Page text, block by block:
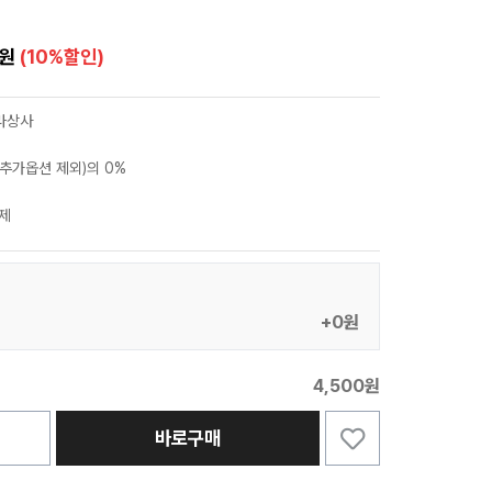
(10%할인)
상사
가옵션 제외)의 0%
+0원
4,500원
바로구매